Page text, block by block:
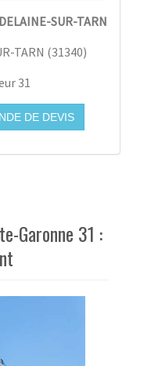
SUR-TARN
TARN (31340)
31
DE DEVIS
Garonne 31 :